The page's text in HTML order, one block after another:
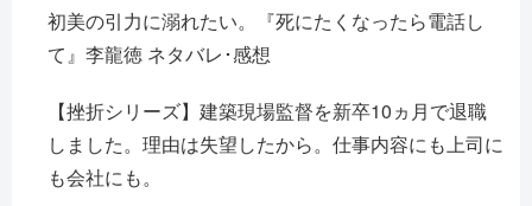
初美の引力に溺れたい。『死にたくなったら電話し
て』李龍徳 ネタバレ･感想
【挫折シリーズ】建築現場監督を新卒10ヵ月で退職
しました。理由は失望したから。仕事内容にも上司に
も会社にも。